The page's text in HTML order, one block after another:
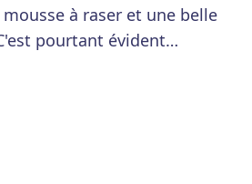
à raser et une belle
pourtant évident…